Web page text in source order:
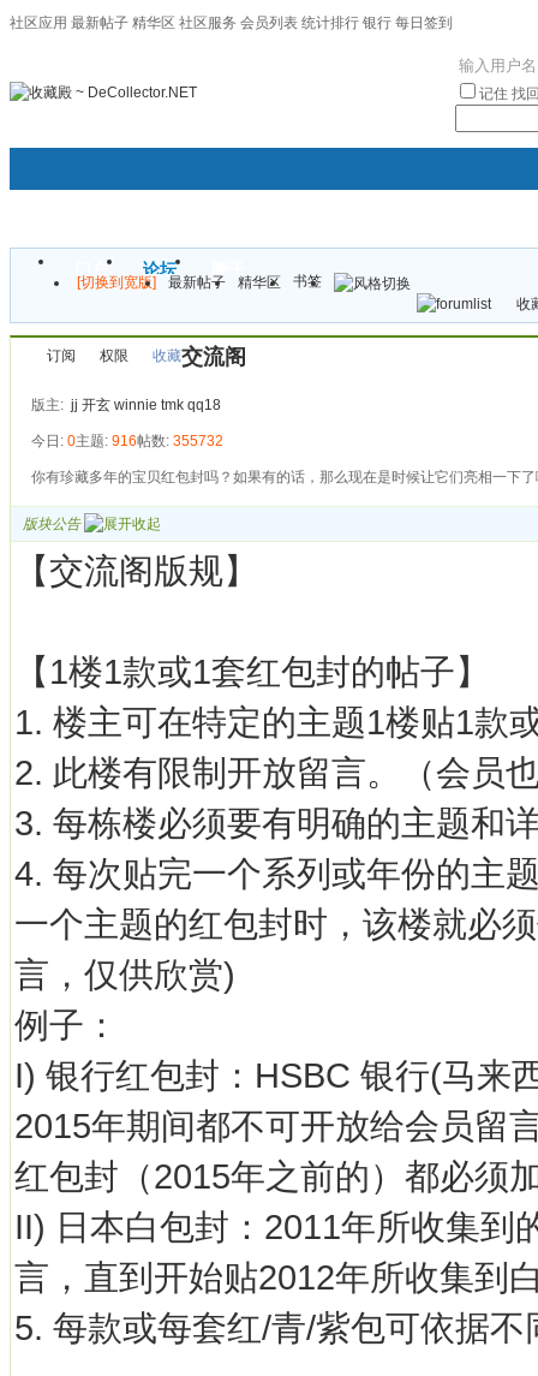
社区应用 最新帖子 精华区 社区服务 会员列表 统计排行 银行 每日签到
记住 找
门户 论坛
[切换到宽版] 最新帖子 精华区
书签
收
订阅 权限 交流阁
收藏
版主: jj 开玄 winnie tmk qq18
今日: 0主题: 916帖数: 355732
你有珍藏多年的宝贝红包封吗？如果有的话，那么现在是时候让它们亮相一下
版块公告
【交流阁版规】
【1楼1款或1套红包封的帖子】
1. 楼主可在特定的主题1楼贴1款
2. 此楼有限制开放留言。（会员
3. 每栋楼必须要有明确的主题和
4. 每次贴完一个系列或年份的主
一个主题的红包封时，该楼就必
言，仅供欣赏)
例子：
I) 银行红包封：HSBC 银行(马来
2015年期间都不可开放给会员留
红包封（2015年之前的）都必须
II) 日本白包封：2011年所收集到
言，直到开始贴2012年所收集到
5. 每款或每套红/青/紫包可依据